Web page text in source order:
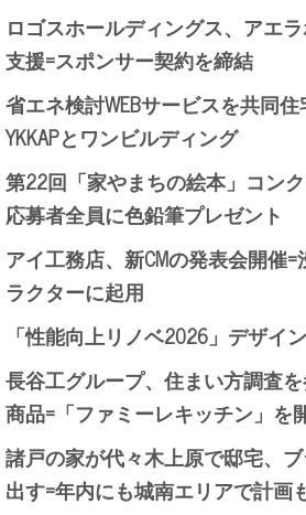
ロゴスホールディングス、アエ
支援=スポンサー契約を締結
省エネ検討WEBサービスを共同住
YKKAPとワンビルディング
第22回「家やまちの絵本」コン
応募者全員に色鉛筆プレゼント
アイ工務店、新CMの発表会開催
ラクターに起用
「性能向上リノベ2026」デザイ
長谷工グループ、住まい方調査
商品=「ファミーレキッチン」を
諸戸の家が代々木上原で邸宅、
出す=年内にも城南エリアで計画